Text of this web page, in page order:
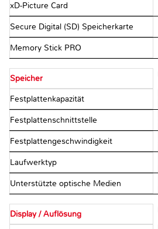
xD-Picture Card
Secure Digital (SD) Speicherkarte
Memory Stick PRO
Speicher
Festplattenkapazität
Festplattenschnittstelle
Festplattengeschwindigkeit
Laufwerktyp
Unterstützte optische Medien
Display / Auflösung